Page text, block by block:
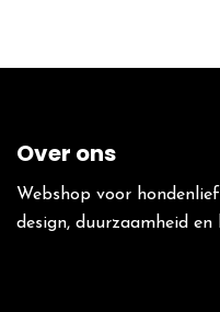
Over ons
Webshop voor
design, duurzaamheid en